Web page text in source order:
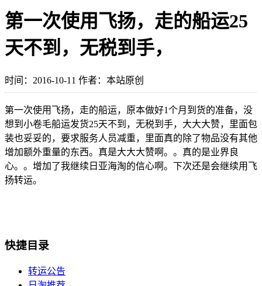
第一次使用飞扬，走的船运25
天不到，无税到手，
时间：2016-10-11 作者：本站原创
第一次使用飞扬，走的船运，原本做好1个月到货的准备，没
想到小卷毛船运发货25天不到，无税到手，大大大赞，里面包
装也妥妥的，要求服务人员减重，里面真的除了物品没有其他
增加额外重量的东西。真是大大大赞啊。。真的是业界良
心。。增加了我继续日亚海淘的信心啊。下次还是会继续用飞
扬转运。
快捷目录
转运公告